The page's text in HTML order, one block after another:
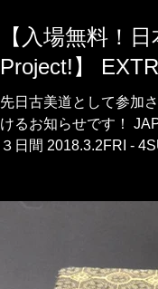
【入場無料！
Project!】
先日古美道として参加
けるお知らせです！ JAPAN BRAND FESTIVAL 2018 「フ
３日間 2018.3.2FRI -